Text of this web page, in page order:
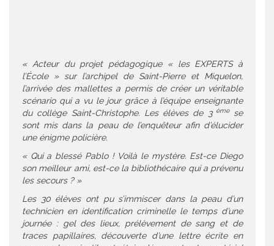
« Acteur du projet pédagogique « les EXPERTS à
l’École » sur l’archipel de Saint-Pierre et Miquelon,
l’arrivée des mallettes a permis de créer un véritable
scénario qui a vu le jour grâce à l’équipe enseignante
du collège Saint-Christophe. Les élèves de 3èmese
sont mis dans la peau de l’enquêteur afin d’élucider
une énigme policière.
« Qui a blessé Pablo ! Voilà le mystère. Est-ce Diego
son meilleur ami, est-ce la bibliothécaire qui a prévenu
les secours ? »
Les 30 élèves ont pu s’immiscer dans la peau d’un
technicien en identification criminelle le temps d’une
journée : gel des lieux, prélèvement de sang et de
traces papillaires, découverte d’une lettre écrite en